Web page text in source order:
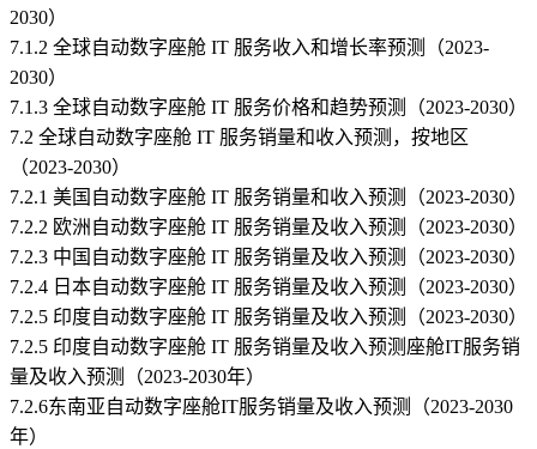
2030）
7.1.2 全球自动数字座舱 IT 服务收入和增长率预测（2023-
2030）
7.1.3 全球自动数字座舱 IT 服务价格和趋势预测（2023-2030）
7.2 全球自动数字座舱 IT 服务销量和收入预测，按地区
（2023-2030）
7.2.1 美国自动数字座舱 IT 服务销量和收入预测（2023-2030）
7.2.2 欧洲自动数字座舱 IT 服务销量及收入预测（2023-2030）
7.2.3 中国自动数字座舱 IT 服务销量及收入预测（2023-2030）
7.2.4 日本自动数字座舱 IT 服务销量及收入预测（2023-2030）
7.2.5 印度自动数字座舱 IT 服务销量及收入预测（2023-2030）
7.2.5 印度自动数字座舱 IT 服务销量及收入预测座舱IT服务销
量及收入预测（2023-2030年）
7.2.6东南亚自动数字座舱IT服务销量及收入预测（2023-2030
年）